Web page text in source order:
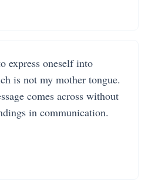
express oneself into
is not my mother tongue.
comes across without
in communication.